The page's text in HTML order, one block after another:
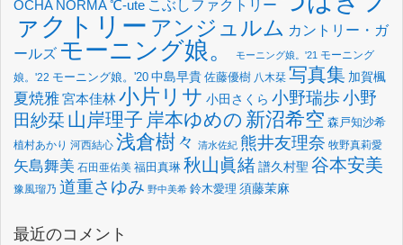
OCHA NORMA℃-ute こぶしファクトリー
ァクトリー アンジュルム カントリー・ガ
ールズ モーニング娘。 モーニング娘。'21 モーニング
娘。'22 モーニング娘。'20 中島早貴 佐藤優樹 八木栞 写真集 加賀楓
夏焼雅宮本佳林小片リサ 小田さくら 小野瑞歩小野
田紗栞 山岸理子 岸本ゆめの 新沼希空 森戸知沙希
植村あかり 河西結心 浅倉樹々 清水佐紀 熊井友理奈 牧野真莉愛
矢島舞美 石田亜佑美 福田真琳 秋山眞緒譜久村聖 谷本安美
豫風瑠乃 道重さゆみ 野中美希 鈴木愛理 須藤茉麻
最近のコメント